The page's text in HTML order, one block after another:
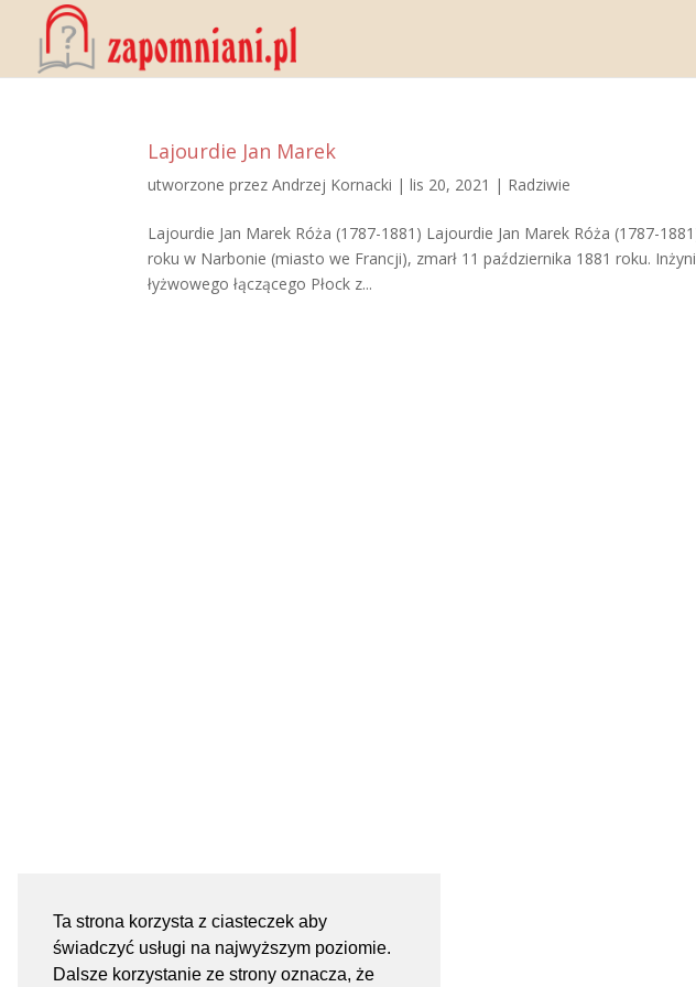
Ta strona korzysta z ciasteczek aby
świadczyć usługi na najwyższym poziomie.
Dalsze korzystanie ze strony oznacza, że
Lajourdie Jan Marek
utworzone przezAndrzej Kornacki |lis 20, 2021 | Radziwie
Lajourdie Jan Marek Róża (1787-1881) Lajourdie Jan Marek Róża (1787-
roku w Narbonie (miasto we Francji), zmarł 11 października 1881 roku.
łyżwowego łączącego Płock z...